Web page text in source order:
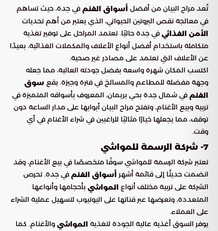
تُعد مراح البيان من أفضل أسواق الغنم في جدة، حيث تساهم
في معالجة نقص البروتين الحيواني، الذي يعتبر من أهم تحديات
الأمن الغذائي في جدة حاليًا. تعتمد المراحل على توفير تغذية
متكاملة باستخدام أفضل أنواع الأعلاف والمكملات الغذائية، بعيدًا
عن الأعلاف التي تعتمد على مصادر غير صحية.
اكتسب المكان شهرة واسعة بفضل جودته العالية، مما جعله
وجهة مفضلة للمطاعم والمسالخ في فترة وجيزة. يقع سوق
الغنم في شمال جدة بحي بريمان، المعروف بأسواقه المتميزة في
تربية وبيع الأغنام، وتفتح مراح البيان أبوابها على مدار الساعة دون
توقف، مما يجعلها خيارًا مثاليًا للراغبين في شراء الأغنام في أي
وقت.
7- شركة الرسمة للمواشي
تعتبر شركة الرسمة للمواشي سوقًا متخصصًا في بيع الأغنام، وقد
انضمت حديثًا إلى قائمة أشهر أسواق الغنم في جدة. تحرص
الشركة على تربية مختلف أنواع المواشي بأحجامها وأنواعها
المتعددة، وتعرضها عبر قناتها على اليوتيوب لتسهيل عملية الشراء
على العملاء.
يوفر السوق أغذية عالية الجودة لتغذية المواشي والأغنام. كما